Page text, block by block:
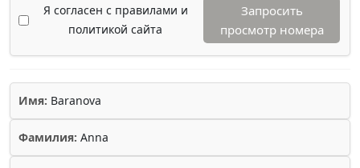
Я согласен с правилами и
политикой сайта
Запросить
просмотр номера
Имя: Baranova
Фамилия: Anna